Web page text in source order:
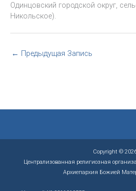
Одинцовский городской округ,
Никольское).
← Предыдущая Запись
Copyright ©
Централизованная религиозная
Архиепархия Божией